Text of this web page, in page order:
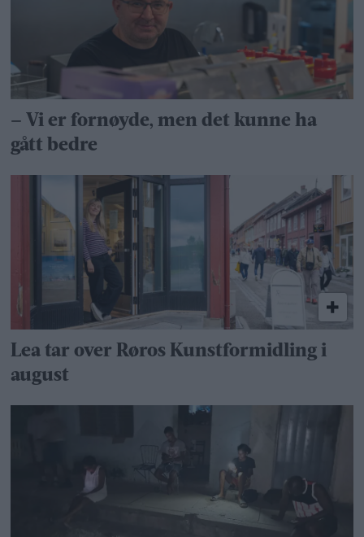
– Vi er fornøyde, men det kunne ha
gått bedre
Lea tar over Røros Kunstformidling i
august